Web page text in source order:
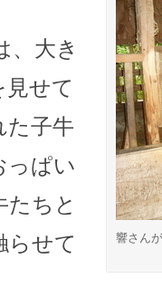
響さん
大き
せて
た子牛
っぱい
たちと
らせて